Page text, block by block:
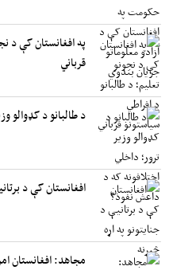
په افغانستان کې د
قرباني
د طالبانو د کډوالو
افغانستان کې د
مجاهد: افغانستان